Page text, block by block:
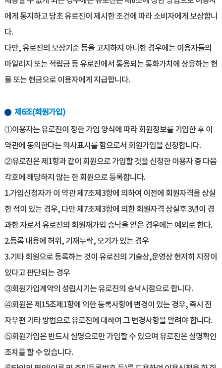
에게 통지하고 당초 유로진이 제시한 조건에 따라 소비자에게 보상합니
다.
다만, 유로진의 보상기준 등을 고지하지 아니한 경우에는 이용자들의
마일리지 또는 적립금 등 유로진에서 통용되는 통화가치에 상응하는 현
물 또는 현금으로 이용자에게 지급합니다.
제6조(회원가입)
①이용자는 유로진이 정한 가입 양식에 따라 회원정보를 기입한 후 이
약관에 동의한다는 의사표시를 함으로서 회원가입을 신청합니다.
②유로진은 제1항과 같이 회원으로 가입할 것을 신청한 이용자 중 다음
각호에 해당하지 않는 한 회원으로 등록합니다.
1.가입신청자가 이 약관 제7조제3항에 의하여 이전에 회원자격을 상실
한 적이 있는 경우, 다만 제7조제3항에 의한 회원자격 상실후 3년이 경
과한 자로서 유로진의 회원재가입 승낙을 얻은 경우에는 예외로 한다.
2.등록 내용에 허위, 기재누락, 오기가 있는 경우
3.기타 회원으로 등록하는 것이 유로진의 기술상,운영상 현저히 지장이
있다고 판단되는 경우
③회원가입계약의 성립시기는 유로진의 승낙시점으로 합니다.
④회원은 제15조제1항에 의한 등록사항에 변경이 있는 경우, 즉시 전
자우편 기타 방법으로 유로진에 대하여 그 변경사항을 알려야 합니다.
⑤회원가입은 반드시 실명으로만 가입할 수 있으며 유로진은 실명확인
조치를 할 수 있습니다.